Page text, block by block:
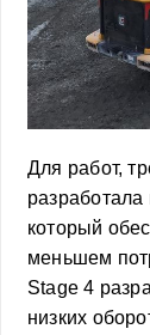
Для работ,
который
меньшем
Stage 4
низких